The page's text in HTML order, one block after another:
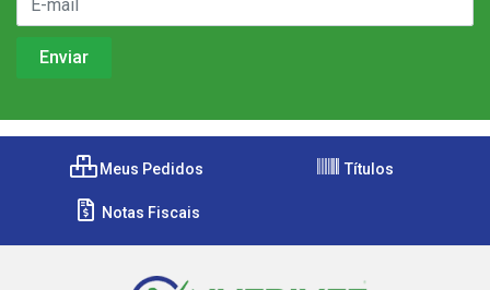
Meus Pedidos Títulos
Notas Fiscais